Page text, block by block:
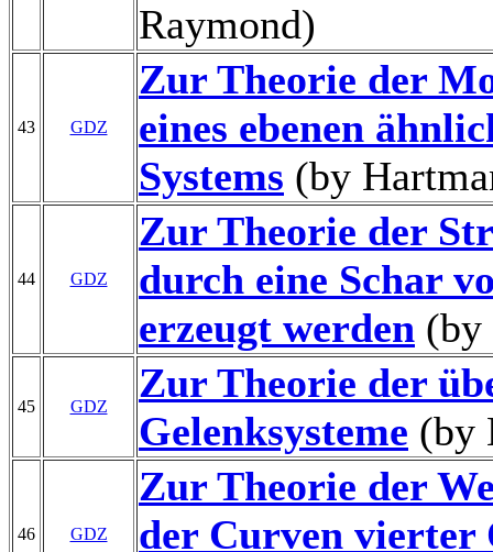
Raymond)
43 GDZ
Zur Theorie der
eines ebenen
Systems (by
44 GDZ
Zur Theorie der
durch eine Schar
erzeugt werden (by
45 GDZ
Zur Theorie der
Gelenksysteme (by
46 GDZ
Zur Theorie der
der Curven vierter